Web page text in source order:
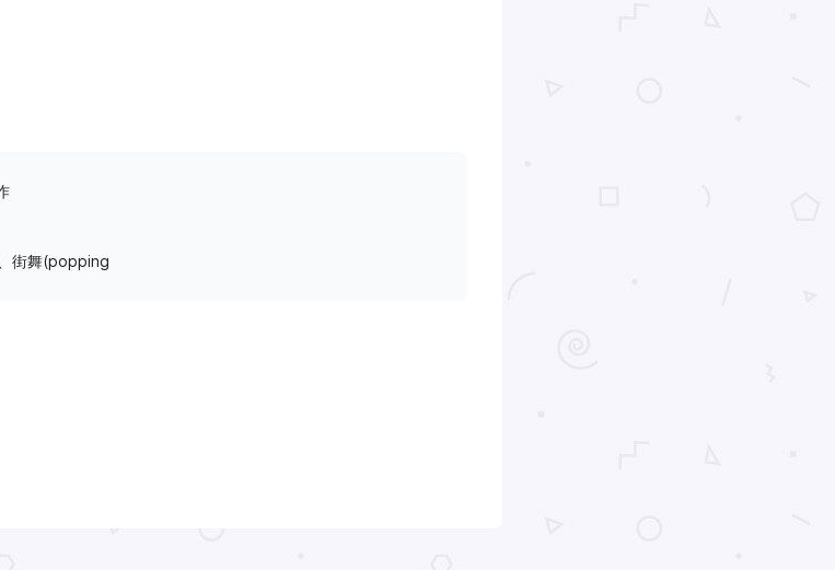
街舞(popping